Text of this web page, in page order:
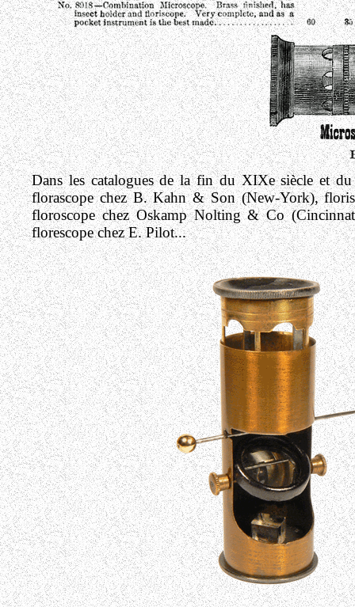
Dans les catalogues de la fin du XIXe siècle et
florascope chez B. Kahn & Son (New-York),
floroscope chez Oskamp Nolting & Co
florescope chez E. Pilot...